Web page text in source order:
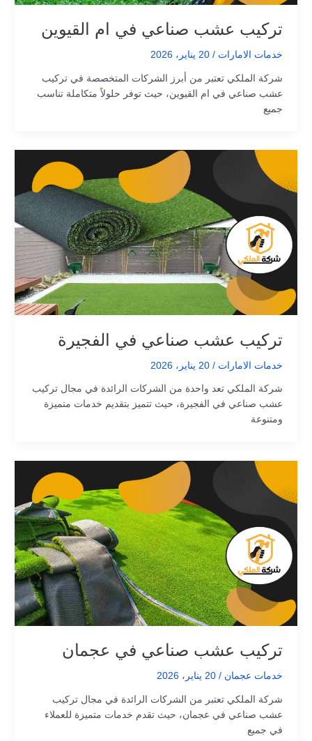
تركيب عشب صناعي في ام القيوين
خدمات الامارات / 20 يناير، 2026
شركة الملكي تعتبر من أبرز الشركات المتخصصة في تركيب
عشب صناعي في ام القيوين، حيث توفر حلولاً متكاملة تناسب
جميع
تركيب عشب صناعي في الفجيرة
خدمات الامارات / 20 يناير، 2026
شركة الملكي تعد واحدة من الشركات الرائدة في مجال تركيب
عشب صناعي في الفجيرة، حيث تتميز بتقديم خدمات متميزة
ومتنوعة
تركيب عشب صناعي في عجمان
خدمات عجمان / 20 يناير، 2026
شركة الملكي تعتبر من الشركات الرائدة في مجال تركيب
عشب صناعي في عجمان، حيث تقدم خدمات متميزة للعملاء
في جميع